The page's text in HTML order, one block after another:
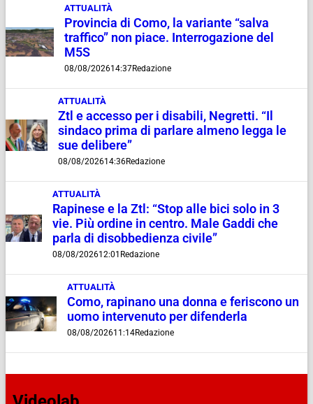
ATTUALITÀ
Provincia di Como, la variante “salva
traffico” non piace. Interrogazione del
M5S
08/08/202614:37Redazione
ATTUALITÀ
Ztl e accesso per i disabili, Negretti. “Il
sindaco prima di parlare almeno legga le
sue delibere”
08/08/202614:36Redazione
ATTUALITÀ
Rapinese e la Ztl: “Stop alle bici solo in 3
vie. Più ordine in centro. Male Gaddi che
parla di disobbedienza civile”
08/08/202612:01 Redazione
ATTUALITÀ
Como, rapinano una donna e feriscono un
uomo intervenuto per difenderla
08/08/202611:14Redazione